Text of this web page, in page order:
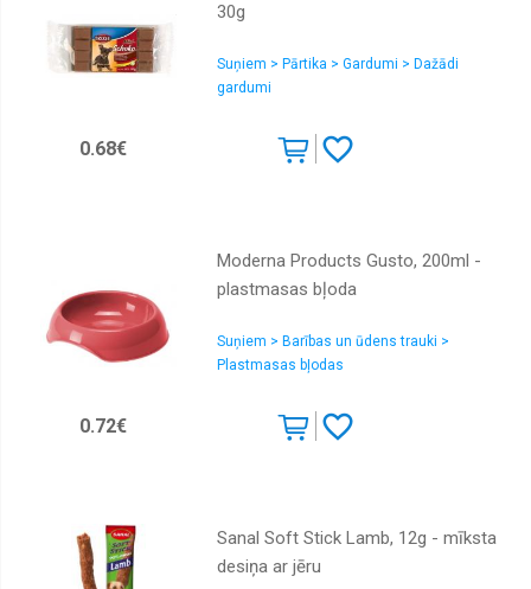
30g
Suņiem > Pārtika > Gardumi > Dažādi
gardumi
0.68€
Moderna Products Gusto, 200ml -
plastmasas bļoda
Suņiem > Barības un ūdens trauki >
Plastmasas bļodas
0.72€
Sanal Soft Stick Lamb, 12g - mīksta
desiņa ar jēru